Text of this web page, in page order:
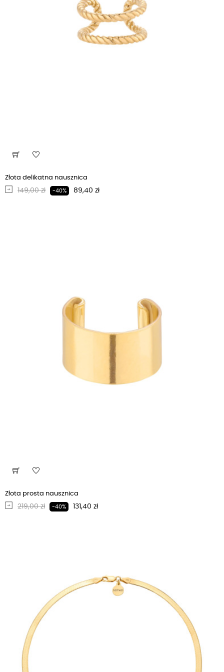
Złota delikatna nausznica
Regularna cena
149,00 zł -40% Cena
89,40 zł
Złota prosta nausznica
Regularna cena
219,00 zł -40% Cena
131,40 zł